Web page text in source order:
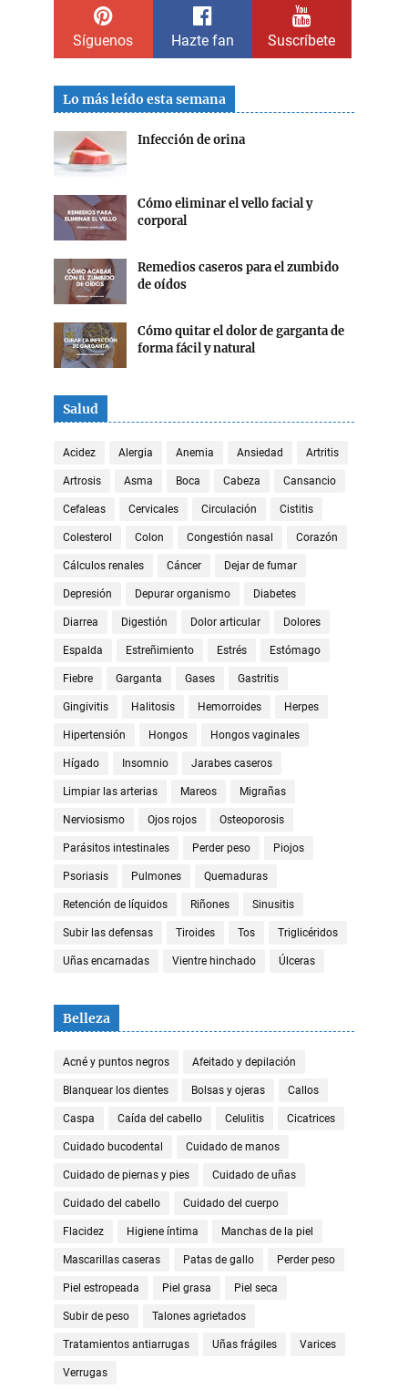
Síguenos Hazte fan Suscríbete
Lo más leído esta semana
Infección de orina
Cómo eliminar el vello facial y
corporal
Remedios caseros para el zumbido
de oídos
Cómo quitar el dolor de garganta de
forma fácil y natural
Salud
Acidez Alergia Anemia Ansiedad Artritis
Artrosis Asma Boca Cabeza Cansancio
Cefaleas Cervicales Circulación Cistitis
Colesterol Colon Congestión nasal Corazón
Cálculos renales Cáncer Dejar de fumar
Depresión Depurar organismo Diabetes
Diarrea Digestión Dolor articular Dolores
Espalda Estreñimiento Estrés Estómago
Fiebre Garganta Gases Gastritis
Gingivitis Halitosis Hemorroides Herpes
Hipertensión Hongos Hongos vaginales
Hígado Insomnio Jarabes caseros
Limpiar las arterias Mareos Migrañas
Nerviosismo Ojos rojos Osteoporosis
Parásitos intestinales Perder peso Piojos
Psoriasis Pulmones Quemaduras
Retención de líquidos Riñones Sinusitis
Subir las defensas Tiroides Tos Triglicéridos
Uñas encarnadas Vientre hinchado Úlceras
Belleza
Acné y puntos negros Afeitado y depilación
Blanquear los dientes Bolsas y ojeras Callos
Caspa Caída del cabello Celulitis Cicatrices
Cuidado bucodental Cuidado de manos
Cuidado de piernas y pies Cuidado de uñas
Cuidado del cabello Cuidado del cuerpo
Flacidez Higiene íntima Manchas de la piel
Mascarillas caseras Patas de gallo Perder peso
Piel estropeada Piel grasa Piel seca
Subir de peso Talones agrietados
Tratamientos antiarrugas Uñas frágiles Varices
Verrugas